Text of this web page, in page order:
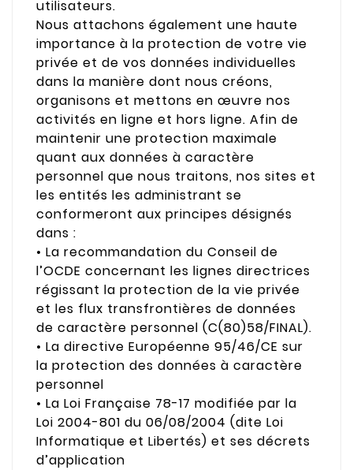
utilisateurs.
Nous attachons également une haute
importance à la protection de votre vie
privée et de vos données individuelles
dans la manière dont nous créons,
organisons et mettons en œuvre nos
activités en ligne et hors ligne. Afin de
maintenir une protection maximale
quant aux données à caractère
personnel que nous traitons, nos sites et
les entités les administrant se
conformeront aux principes désignés
dans :
• La recommandation du Conseil de
l’OCDE concernant les lignes directrices
régissant la protection de la vie privée
et les flux transfrontières de données
de caractère personnel (C(80)58/FINAL).
• La directive Européenne 95/46/CE sur
la protection des données à caractère
personnel
• La Loi Française 78-17 modifiée par la
Loi 2004-801 du 06/08/2004 (dite Loi
Informatique et Libertés) et ses décrets
d’application